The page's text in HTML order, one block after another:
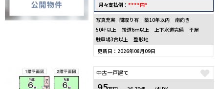
月々支払例：****円*
写真充実 間取り有 築10年以内
南向き
50坪以上
接道6ｍ以上 上下水道完備
平屋
駐車場3台以上
整形地
更新日：2026年08月09日
中古一戸建て